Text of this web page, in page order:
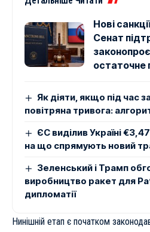
Нові
Сенат
остаточне
Як діяти, якщо під час
повітряна тривога:
ЄС виділив Україні
на що спрямують новий
Зеленський і Трамп
виробництво ракет для
дипломатії
Нинішній етап є початком